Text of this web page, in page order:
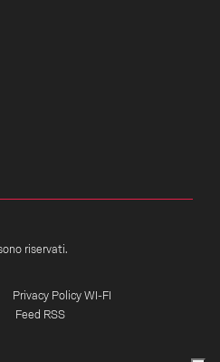
lingua
riservati.
Privacy Policy WI-FI
Feed RSS